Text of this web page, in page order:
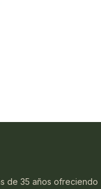
de 35 años ofreciendo